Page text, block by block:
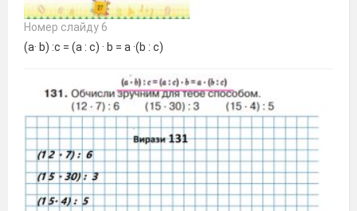
Номер слайду 6
(a· b) :c = (a : c) · b = a ·(b : c)